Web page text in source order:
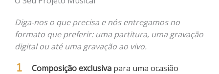
Diga-nos o que precisa e nós entregamos no
formato que preferir: uma partitura, uma gravação
digital ou até uma gravação ao vivo.
Composição exclusiva para uma ocasião